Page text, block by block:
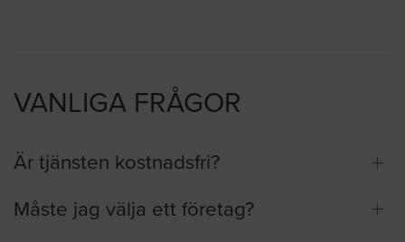
VANLIGA FRÅGOR
Är tjänsten kostnadsfri?
Måste jag välja ett företag?